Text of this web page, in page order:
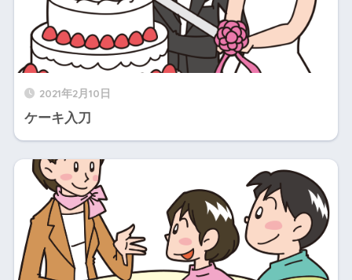
2021年2月10日
ケーキ入刀